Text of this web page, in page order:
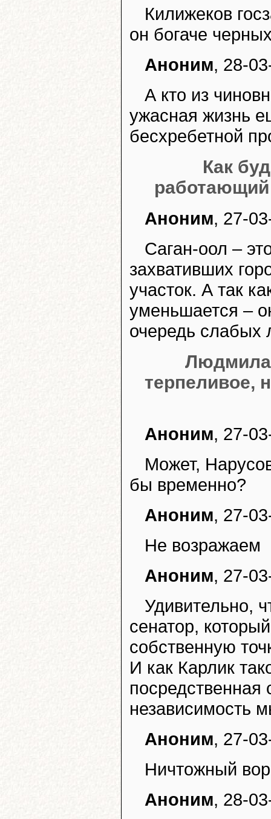
Килижеков
он богаче
Аноним, 28-
А кто из
ужасная жизнь
бесхребетной
Как
работающий
Аноним, 27-
Саган-оол –
захвативших
участок. А так
уменьшается –
очередь слабых
Людмила
терпеливое,
Аноним, 27-
Может,
бы временно?
Аноним, 27-
Не возражаем
Аноним, 27-
Удивительно,
сенатор,
собственную
И как Карлик
посредственная
независимость
Аноним, 27-
Ничтожный
Аноним, 28-